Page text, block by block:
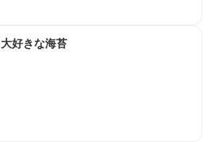
大好きな海苔